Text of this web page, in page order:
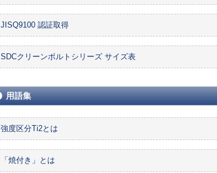
JISQ9100 認証取得
SDCクリーンボルトシリーズ サイズ表
用語集
強度区分Ti2とは
「焼付き」とは